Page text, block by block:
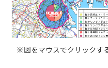
※図をマウスでクリックす